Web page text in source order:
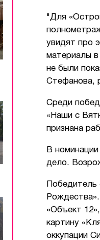
"Для
увидят про
материалы
не были
Стефанова,
Среди
«Наши с
признана
В
дело.
Победитель
«Объект
картину
оккупации